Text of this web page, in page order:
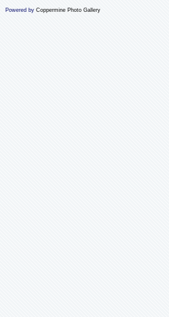
Powered by Coppermine Photo Gallery